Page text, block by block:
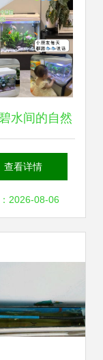
水间的自然
森森超白玻璃
态鱼缸的格
查看详情
2026-08-06